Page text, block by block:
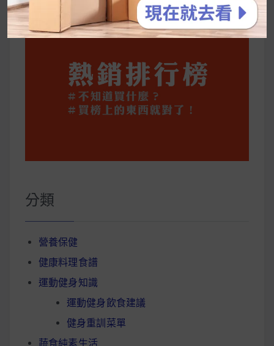
分類
營養保健
健康料理食譜
運動健身知識
運動健身飲食建議
健身重訓菜單
蔬食純素生活